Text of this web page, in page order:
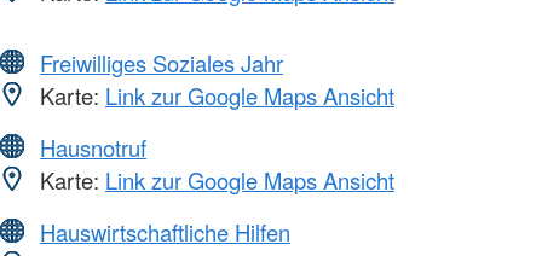
Freiwilliges Soziales Jahr
Karte: Link zur Google Maps Ansicht
Hausnotruf
Karte: Link zur Google Maps Ansicht
Hauswirtschaftliche Hilfen